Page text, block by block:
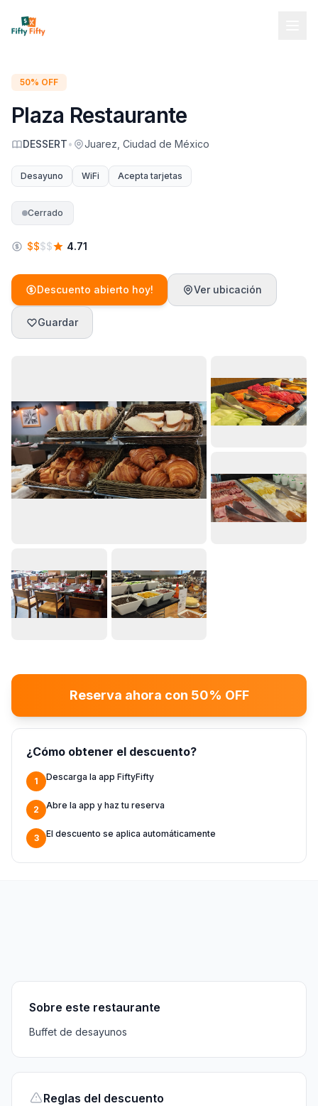
50% OFF
Plaza Restaurante
DESSERT• Juarez, Ciudad de México
Desayuno WiFi Acepta tarjetas
Cerrado
$$$$ 4.71
Descuento abierto hoy! Ver ubicación
Guardar
Reserva ahora con 50% OFF
¿Cómo obtener el descuento?
1 Descarga la app FiftyFifty
2 Abre la app y haz tu reserva
3 El descuento se aplica automáticamente
Sobre este restaurante
Buffet de desayunos
Reglas del descuento